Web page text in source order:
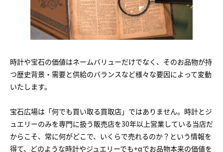
時計や宝石の価値はネームバリューだけでなく、そのお品物が持
つ歴史背景・需要と供給のバランスなど様々な要因によって変動
いたします。
宝石広場は「何でも買い取る買取店」ではありません。時計とジ
ュエリーのみを専門に扱う販売店を30年以上営業している当店だ
からこそ、常に何がどこで、いくらで売れるのか？という情報を
得て、どのような時計やジュエリーでも+αでお品物本来の価値を